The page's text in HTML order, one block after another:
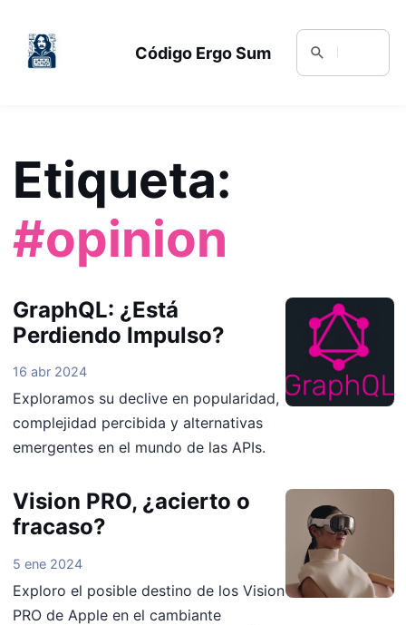
Código Ergo Sum
Etiqueta:
#opinion
GraphQL: ¿Está
Perdiendo Impulso?
16 abr 2024
Exploramos su declive en popularidad,
complejidad percibida y alternativas
emergentes en el mundo de las APIs.
Vision PRO, ¿acierto o
fracaso?
5 ene 2024
Exploro el posible destino de los Vision
PRO de Apple en el cambiante